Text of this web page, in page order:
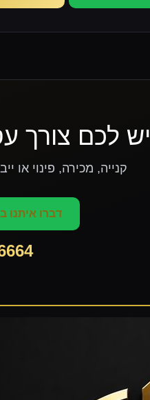
יש לכם צורך
קנייה, מכירה, פינוי או
דברו איתנו